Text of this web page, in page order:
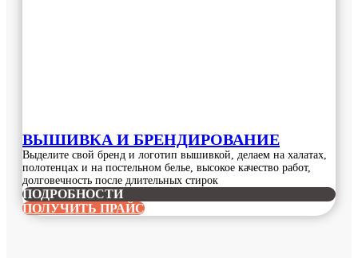
ВЫШИВКА И БРЕНДИРОВАНИЕ
Выделите свой бренд и логотип вышивкой, делаем на халатах,
полотенцах и на постельном белье, высокое качество работ,
долговечность после длительных стирок
ПОДРОБНОСТИ
ПОЛУЧИТЬ ПРАЙС